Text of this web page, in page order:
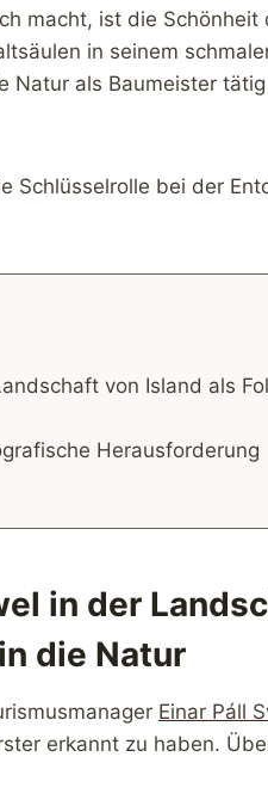
macht, ist die Schönheit
in seinem
Natur als Baumeister
Schlüsselrolle bei der
von Island als
Herausforderung
in der
die Natur
Einar Páll
erkannt zu haben.